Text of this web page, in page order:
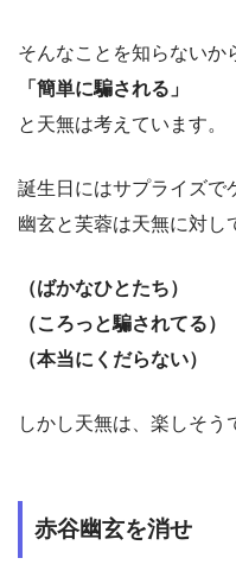
そんなことを知らないか
「簡単に騙される」
と天無は考えています。
誕生日にはサプライズで
幽玄と芙蓉は天無に対し
（ばかなひとたち）
（ころっと騙されてる）
（本当にくだらない）
しかし天無は、楽しそう
赤谷幽玄を消せ